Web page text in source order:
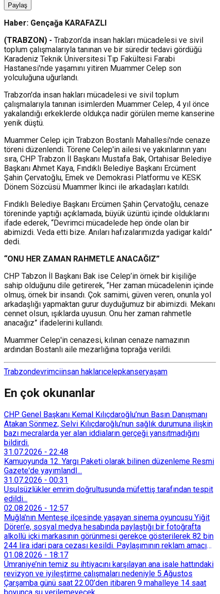
Paylaş
Haber: Gençağa KARAFAZLI
(TRABZON) - Trabzon’da insan hakları mücadelesi ve sivil
toplum çalışmalarıyla tanınan ve bir süredir tedavi gördüğü
Karadeniz Teknik Üniversitesi Tıp Fakültesi Farabi
Hastanesi'nde yaşamını yitiren Muammer Celep son
yolculuğuna uğurlandı.
Trabzon'da insan hakları mücadelesi ve sivil toplum
çalışmalarıyla tanınan isimlerden Muammer Celep, 4 yıl önce
yakalandığı erkeklerde oldukça nadir görülen meme kanserine
yenik düştü.
Muammer Celep için Trabzon Bostanlı Mahallesi'nde cenaze
töreni düzenlendi. Törene Celep'in ailesi ve yakınlarının yanı
sıra, CHP Trabzon İl Başkanı Mustafa Bak, Ortahisar Belediye
Başkanı Ahmet Kaya, Fındıklı Belediye Başkanı Ercüment
Şahin Çervatoğlu, Emek ve Demokrasi Platformu ve KESK
Dönem Sözcüsü Muammer İkinci ile arkadaşları katıldı.
Fındıklı Belediye Başkanı Ercümen Şahin Çervatoğlu, cenaze
töreninde yaptığı açıklamada, büyük üzüntü içinde olduklarını
ifade ederek, “Devrimci mücadelede hep önde olan bir
abimizdi. Veda etti bize. Anıları hafızalarımızda yadigar kaldı”
dedi.
“ONU HER ZAMAN RAHMETLE ANACAĞIZ”
CHP Tabzon İl Başkanı Bak ise Celep’in örnek bir kişiliğe
sahip olduğunu dile getirerek, “Her zaman mücadelenin içinde
olmuş, örnek bir insandı. Çok samimi, güven veren, onunla yol
arkadaşlığı yapmaktan gurur duyduğumuz bir abimizdi. Mekanı
cennet olsun, ışıklarda uyusun. Onu her zaman rahmetle
anacağız” ifadelerini kullandı.
Muammer Celep'in cenazesi, kılınan cenaze namazının
ardından Bostanlı aile mezarlığına toprağa verildi.
Trabzondevrimciinsan haklarıcelepkanseryaşam
En çok okunanlar
CHP Genel Başkanı Kemal Kılıçdaroğlu’nun Basın Danışmanı
Atakan Sönmez, Selvi Kılıçdaroğlu’nun sağlık durumuna ilişkin
bazı mecralarda yer alan iddiaların gerçeği yansıtmadığını
bildirdi.
31.07.2026 - 22:48
Kamuoyunda 12. Yargı Paketi olarak bilinen düzenleme Resmi
Gazete'de yayımlandI...
31.07.2026 - 00:31
Usulsüzlükler emrim doğrultusunda müfettiş tarafından tespit
edildi...
02.08.2026 - 12:57
Muğla'nın Menteşe ilçesinde yaşayan sinema oyuncusu Yiğit
Dören'e, sosyal medya hesabında paylaştığı bir fotoğrafta
alkollü içki markasının görünmesi gerekçe gösterilerek 82 bin
244 lira idari para cezası kesildi. Paylaşımının reklam amacı
taşımadığını savunan Dören, cezanın iptali için yargıya
başvurdu.
01.08.2026 - 18:17
Ümraniye’nin temiz su ihtiyacını karşılayan ana isale hattındaki
revizyon ve iyileştirme çalışmaları nedeniyle 5 Ağustos
Çarşamba günü saat 22.00’den itibaren 9 mahalleye 14 saat
boyunca su verilemeyecek.